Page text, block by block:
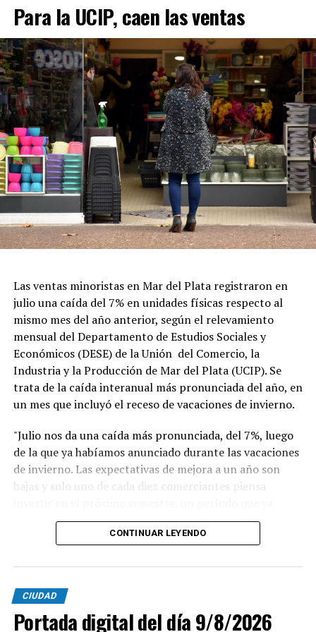
Para la UCIP, caen las ventas
Las ventas minoristas en Mar del Plata registraron en
julio una caída del 7% en unidades físicas respecto al
mismo mes del año anterior, según el relevamiento
mensual del Departamento de Estudios Sociales y
Económicos (DESE) de la Unión del Comercio, la
Industria y la Producción de Mar del Plata (UCIP). Se
trata de la caída interanual más pronunciada del año, en
un mes que incluyó el receso de vacaciones de invierno.
"Julio nos da una caída más pronunciada, del 7%, luego
de la que ya habíamos anunciado durante las vacaciones
de invierno. Las expectativas de mejora a un año son
bajas y solo uno de cada diez comerciantes piensa
alcanza al inicio de la temporada de verano", afirmó
meses de caída en ventas y en rentabilidad. Solo 15 de
cada 100 comerciantes considera que su rentabilidad es
buena, y eso frena la inversión y la reinversión", agregó.
CONTINUAR LEYENDO
CIUDAD
Portada digital del día 9/8/2026